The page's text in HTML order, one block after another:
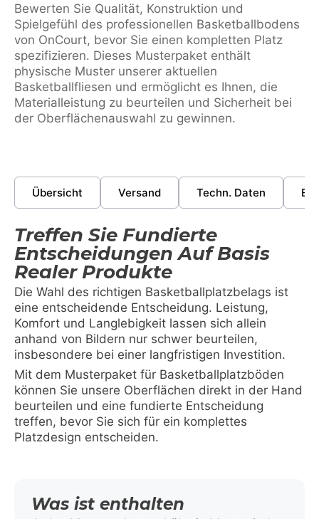
Bewerten Sie Qualität, Konstruktion und
Spielgefühl des professionellen Basketballbodens
von OnCourt, bevor Sie einen kompletten Platz
spezifizieren. Dieses Musterpaket enthält
physische Muster unserer aktuellen
Basketballfliesen und ermöglicht es Ihnen, die
Materialleistung zu beurteilen und Sicherheit bei
der Oberflächenauswahl zu gewinnen.
Übersicht Versand Techn. Daten
Treffen Sie Fundierte
Entscheidungen Auf Basis
Realer Produkte
Die Wahl des richtigen Basketballplatzbelags ist
eine entscheidende Entscheidung. Leistung,
Komfort und Langlebigkeit lassen sich allein
anhand von Bildern nur schwer beurteilen,
insbesondere bei einer langfristigen Investition.
Mit dem Musterpaket für Basketballplatzböden
können Sie unsere Oberflächen direkt in der Hand
beurteilen und eine fundierte Entscheidung
treffen, bevor Sie sich für ein komplettes
Platzdesign entscheiden.
Was ist enthalten